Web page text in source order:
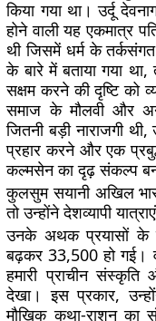
किया गया था। उर्दू
होने वाली यह एकमात्र
थी जिसमें धर्म के
के बारे में बताया गया
सक्षम करने की दृष्टि को
समाज के मौलवी और अन्य
जितनी बड़ी नाराजगी
प्रहार करने और एक
कल्मसेन का दृढ़ संकल्प
कुलसुम सयानी अखिल
तो उन्होंने देशव्यापी
उनके अथक प्रयासों के
बढ़कर 33,500 हो गई।
हमारी प्राचीन
देखा। इस प्रकार,
मौखिक कथा-राशन का